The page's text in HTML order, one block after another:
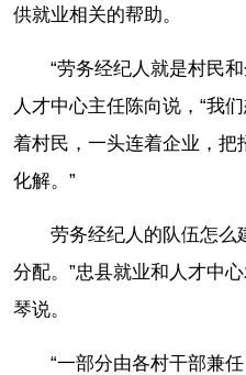
供就业相关的帮助。
“劳务经纪人就是村民
人才中心主任陈向说，“我
着村民，一头连着企业，把
化解。”
劳务经纪人的队伍怎么
分配。”忠县就业和人才中
琴说。
“一部分由各村干部兼